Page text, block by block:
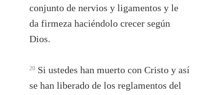
conjunto de nervios y ligamentos y le
da firmeza haciéndolo crecer según
Dios.
20 Si ustedes han muerto con Cristo y así
se han liberado de los reglamentos del